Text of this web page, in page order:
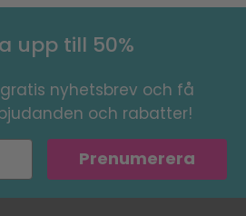
upp till 50%
nyhetsbrev och få
och rabatter!
Prenumerera